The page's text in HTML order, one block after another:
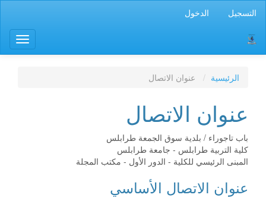
الرئيسي
الشريط
التسجيل الدخول
الرئيسية عنوان الاتصال
عنوان الاتصال
باب تاجوراء / بلدية سوق الجمعة طرابلس
كلية التربية طرابلس - جامعة طرابلس
المبنى الرئيسي للكلية - الدور الأول - مكتب المجلة
عنوان الاتصال الأساسي